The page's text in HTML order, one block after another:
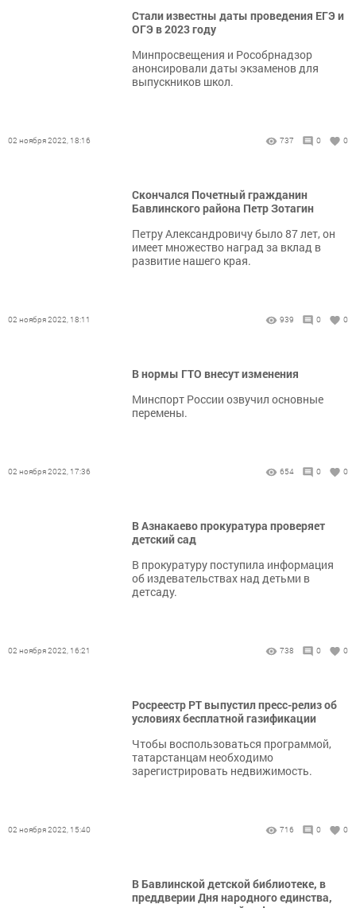
Стали известны даты проведения ЕГЭ и
ОГЭ в 2023 году
Минпросвещения и Рособрнадзор
анонсировали даты экзаменов для
выпускников школ.
02 ноября 2022, 18:16 737 0 0
Скончался Почетный гражданин
Бавлинского района Петр Зотагин
Петру Александровичу было 87 лет, он
имеет множество наград за вклад в
развитие нашего края.
02 ноября 2022, 18:11 939 0 0
В нормы ГТО внесут изменения
Минспорт России озвучил основные
перемены.
02 ноября 2022, 17:36 654 0 0
В Азнакаево прокуратура проверяет
детский сад
В прокуратуру поступила информация
об издевательствах над детьми в
детсаду.
02 ноября 2022, 16:21 738 0 0
Росреестр РТ выпустил пресс-релиз об
условиях бесплатной газификации
Чтобы воспользоваться программой,
татарстанцам необходимо
зарегистрировать недвижимость.
02 ноября 2022, 15:40 716 0 0
В Бавлинской детской библиотеке, в
преддверии Дня народного единства,